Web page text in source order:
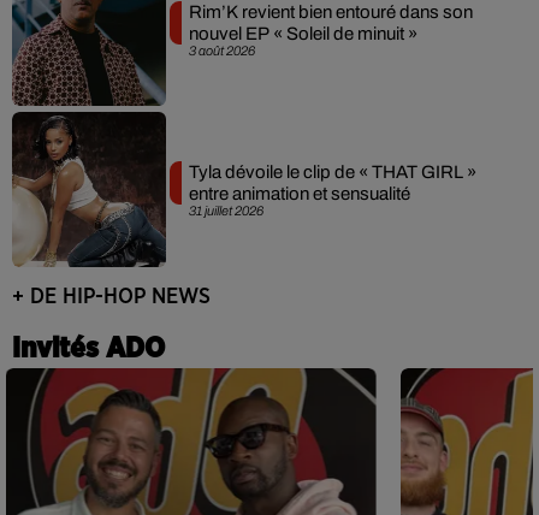
3 août 2026
Rim’K revient bien entouré dans son
nouvel EP « Soleil de minuit »
31 juillet 2026
Tyla dévoile le clip de « THAT GIRL »
entre animation et sensualité
+ DE HIP-HOP NEWS
Invités ADO